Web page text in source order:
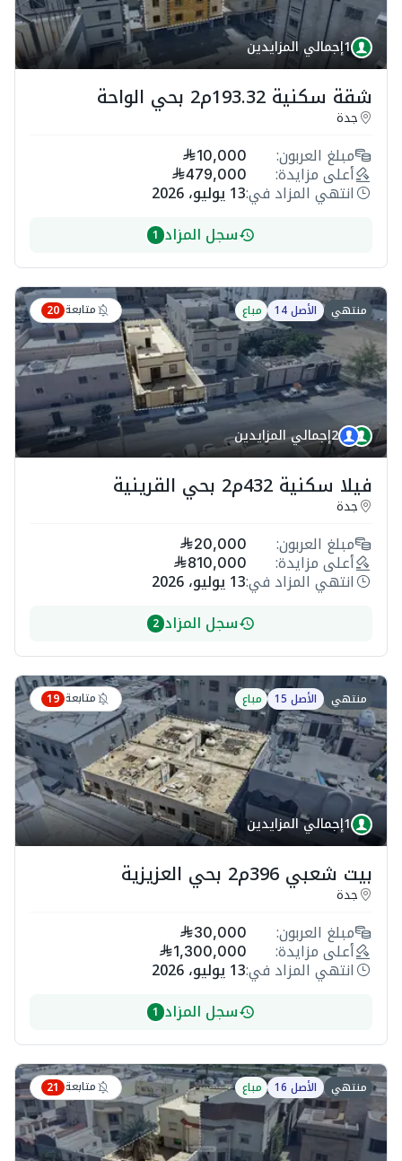
1إجمالي المزايدين
شقة سكنية 193.32م2 بحي الواحة
جدة
مبلغ العربون: 10,000
أعلى مزايدة: 479,000
انتهي المزاد في:13 يوليو، 2026
سجل المزاد 1
منتهي الأصل 14 مباع متابعة 20
2إجمالي المزايدين
فيلا سكنية 432م2 بحي القرينية
جدة
مبلغ العربون: 20,000
أعلى مزايدة: 810,000
انتهي المزاد في:13 يوليو، 2026
سجل المزاد 2
منتهي الأصل 15 مباع متابعة 19
1إجمالي المزايدين
بيت شعبي 396م2 بحي العزيزية
جدة
مبلغ العربون: 30,000
أعلى مزايدة: 1,300,000
انتهي المزاد في:13 يوليو، 2026
سجل المزاد 1
منتهي الأصل 16 مباع متابعة 21